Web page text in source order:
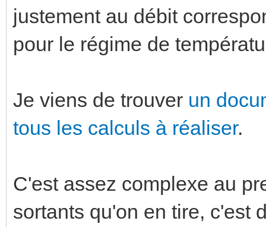
justement au débit
pour le régime de
Je viens de trouver un
tous les calculs à réaliser.
C'est assez complexe au
sortants qu'on en tire, c'est